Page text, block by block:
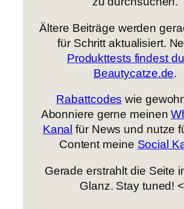
Ältere Beiträge werden
für Schritt aktualisiert.
Produkttests findest
Beautycatze.de.
Rabattcodes wie
Abonniere gerne meinen
Kanal für News und nutze
Content meine Social
Gerade erstrahlt die Seite
Glanz. Stay tuned!